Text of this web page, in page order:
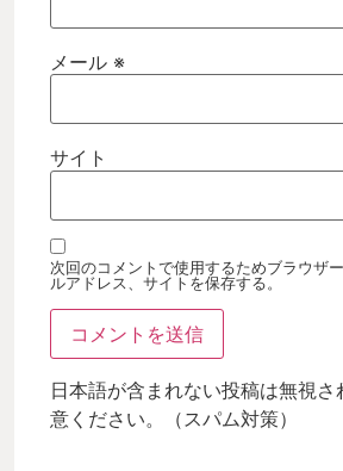
メール ※
サイト
次回のコメントで使用するためブラウザ
ルアドレス、サイトを保存する。
日本語が含まれない投稿は無視さ
意ください。（スパム対策）